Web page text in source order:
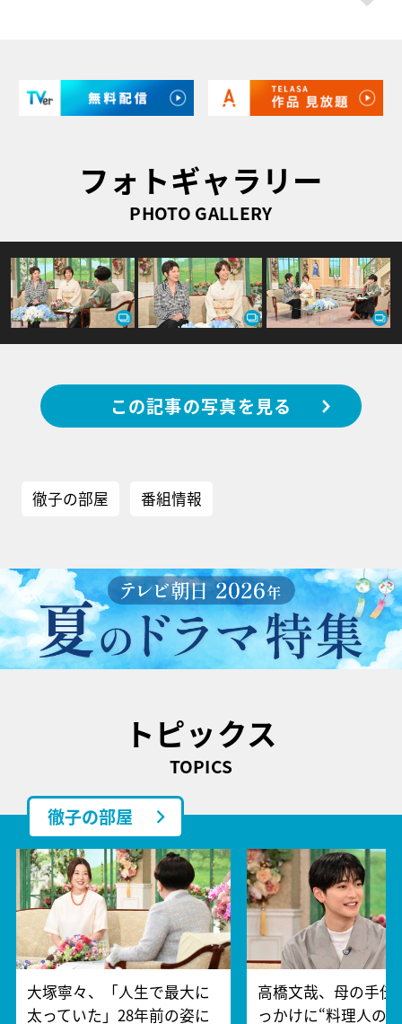
フォトギャラリー
PHOTO GALLERY
この記事の写真を見る
徹子の部屋 番組情報
トピックス
TOPICS
徹子の部屋
大塚寧々、「人生で最大に
太っていた」28年前の姿に
高橋文哉、母の手伝
っかけに“料理人の